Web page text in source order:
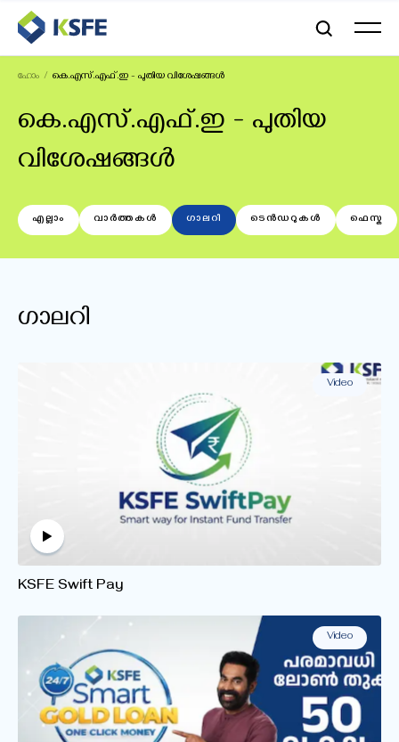
ഹോം കെ.എസ്.എഫ്.ഇ - പുതിയ വിശേഷങ്ങൾ
കെ.എസ്.എഫ്.ഇ - പുതിയ
വിശേഷങ്ങൾ
എല്ലാം വാർത്തകൾ ഗാലറി ടെൻഡറുകൾ ഫെസ്ക
ഗാലറി
Video
KSFE Swift Pay
Video